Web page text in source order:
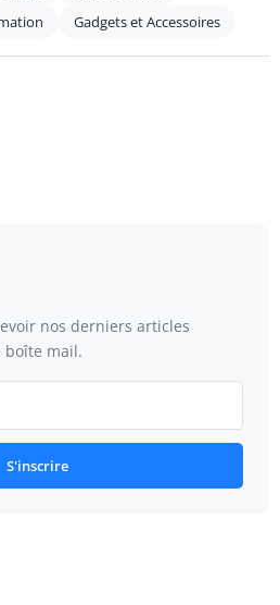
Gadgets et Accessoires
nos derniers articles
boîte mail.
S'inscrire